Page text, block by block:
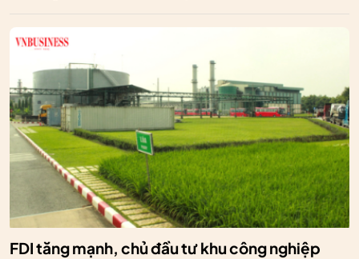
FDI tăng mạnh, chủ đầu tư khu công nghiệp